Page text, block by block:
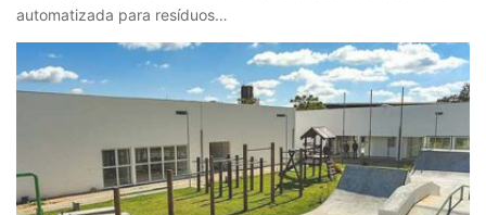
automatizada para resíduos…